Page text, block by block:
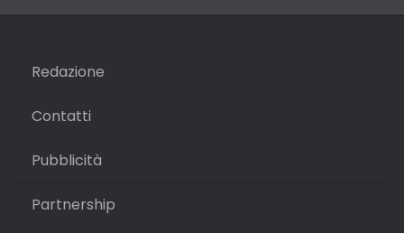
Redazione
Contatti
Pubblicità
Partnership